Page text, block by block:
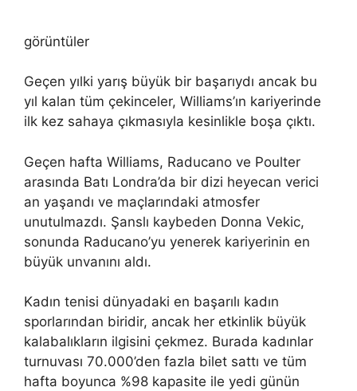
görüntüler
Geçen yılki yarış büyük bir başarıydı ancak bu
yıl kalan tüm çekinceler, Williams’ın kariyerinde
ilk kez sahaya çıkmasıyla kesinlikle boşa çıktı.
Geçen hafta Williams, Raducano ve Poulter
arasında Batı Londra’da bir dizi heyecan verici
an yaşandı ve maçlarındaki atmosfer
unutulmazdı. Şanslı kaybeden Donna Vekic,
sonunda Raducano’yu yenerek kariyerinin en
büyük unvanını aldı.
Kadın tenisi dünyadaki en başarılı kadın
sporlarından biridir, ancak her etkinlik büyük
kalabalıkların ilgisini çekmez. Burada kadınlar
turnuvası 70.000’den fazla bilet sattı ve tüm
hafta boyunca %98 kapasite ile yedi günün